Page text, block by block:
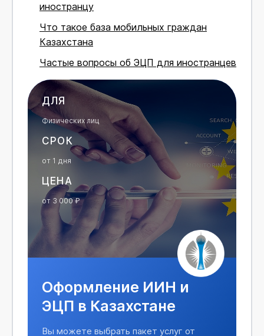
иностранцу
Что такое база мобильных граждан
Казахстана
Частые вопросы об ЭЦП для иностранцев
ДЛЯ
Физических лиц
СРОК
от 1 дня
ЦЕНА
от 3 000 ₽
Оформление ИИН и
ЭЦП в Казахстане
Вы можете выбрать пакет услуг от